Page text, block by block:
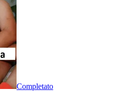
Completato